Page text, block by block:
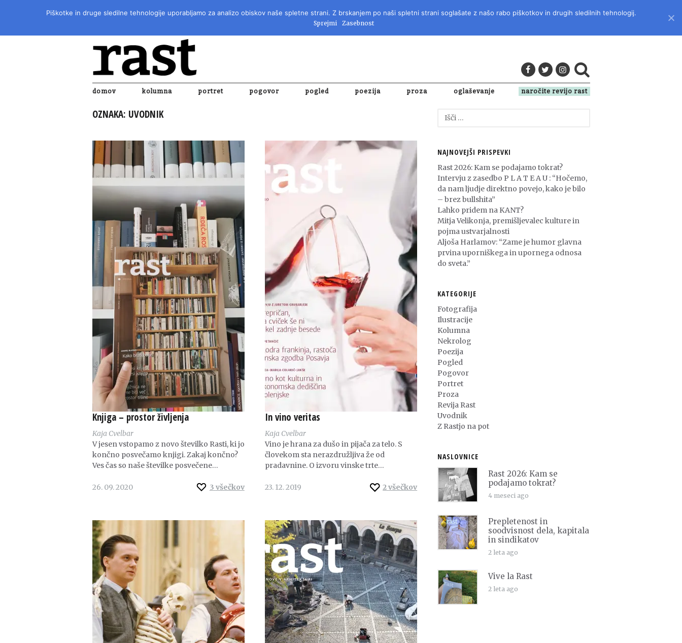
REVIJA ZA LITERATURO, KULTURO IN DRUŽBENA VPRAŠANJA
domov kolumna portret pogovor pogled poezija proza oglaševanje naročite revijo rast
OZNAKA: UVODNIK
Knjiga – prostor življenja
Kaja Cvelbar
V jesen vstopamo z novo številko Rasti, ki jo
končno posvečamo knjigi. Zakaj končno?
Ves čas so naše številke posvečene…
3 všečkov
26. 09. 2020
In vino veritas
Kaja Cvelbar
Vino je hrana za dušo in pijača za telo. S
človekom sta nerazdružljiva že od
pradavnine. O izvoru vinske trte…
2všečkov
23. 12. 2019
Išči:
NAJNOVEJŠI PRISPEVKI
Rast 2026: Kam se podajamo tokrat?
Intervju z zasedbo P L A T E A U : “Hočemo,
da nam ljudje direktno povejo, kako je bilo
– brez bullshita”
Lahko pridem na KANT?
Mitja Velikonja, premišljevalec kulture in
pojma ustvarjalnosti
Aljoša Harlamov: “Zame je humor glavna
prvina uporniškega in upornega odnosa
do sveta.”
KATEGORIJE
Fotografija
Ilustracije
Kolumna
Nekrolog
Poezija
Pogled
Pogovor
Portret
Proza
Revija Rast
Uvodnik
Z Rastjo na pot
NASLOVNICE
Rast 2026: Kam se
podajamo tokrat?
4 meseci ago
Prepletenost in
soodvisnost dela, kapitala
in sindikatov
2 leta ago
Vive la Rast
2 leta ago
Piškotke in druge sledilne tehnologije uporabljamo za analizo obiskov naše spletne strani. Z brskanjem po naši spletni strani soglašate z našo rabo piškotkov in drugih sledilnih tehnologij.
Sprejmi Zasebnost